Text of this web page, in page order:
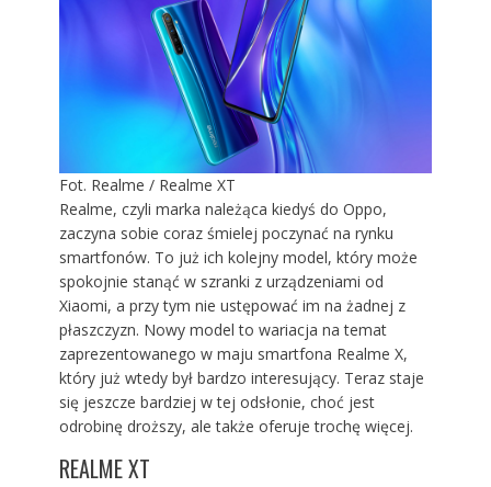
Fot. Realme / Realme XT
Realme, czyli marka należąca kiedyś do Oppo,
zaczyna sobie coraz śmielej poczynać na rynku
smartfonów. To już ich kolejny model, który może
spokojnie stanąć w szranki z urządzeniami od
Xiaomi, a przy tym nie ustępować im na żadnej z
płaszczyzn. Nowy model to wariacja na temat
zaprezentowanego w maju smartfona Realme X,
który już wtedy był bardzo interesujący. Teraz staje
się jeszcze bardziej w tej odsłonie, choć jest
odrobinę droższy, ale także oferuje trochę więcej.
REALME XT